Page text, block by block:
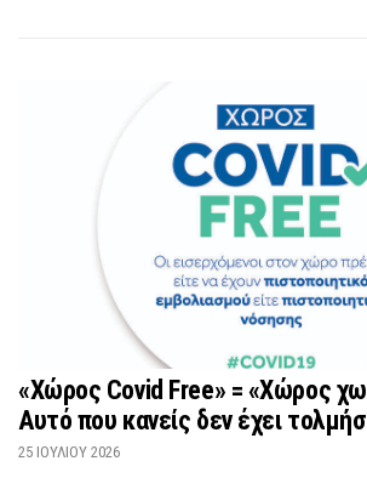
«Χώρος Covid Free» = «Χώρος
Αυτό που κανείς δεν έχει
25 ΙΟΥΛΊΟΥ 2026